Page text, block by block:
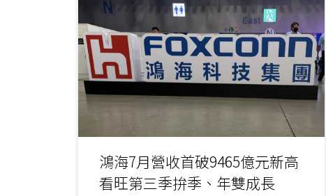
鴻海7月營收首破9465億元新高
看旺第三季拚季、年雙成長